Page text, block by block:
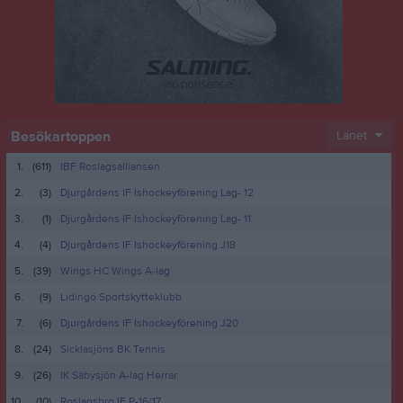
Besökartoppen Länet
1. (611)
IBF Roslagsalliansen
2.
(3)
Djurgårdens IF Ishockeyförening Lag- 12
3.
(1)
Djurgårdens IF Ishockeyförening Lag- 11
4.
(4)
Djurgårdens IF Ishockeyförening J18
5.
(39)
Wings HC Wings A-lag
6.
(9)
Lidingö Sportskytteklubb
7.
(6)
Djurgårdens IF Ishockeyförening J20
8.
(24)
Sicklasjöns BK Tennis
9.
(26)
IK Säbysjön A-lag Herrar